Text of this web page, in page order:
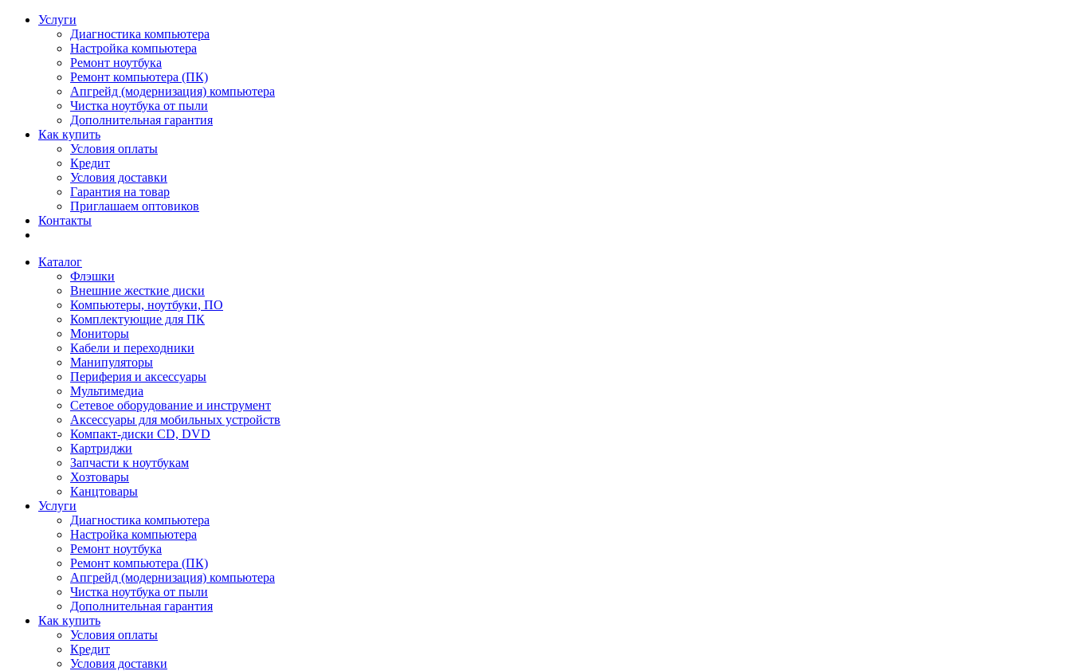
Услуги
Диагностика компьютера
Настройка компьютера
Ремонт ноутбука
Ремонт компьютера (ПК)
Апгрейд (модернизация) компьютера
Чистка ноутбука от пыли
Дополнительная гарантия
Как купить
Условия оплаты
Кредит
Условия доставки
Гарантия на товар
Приглашаем оптовиков
Контакты
Каталог
Флэшки
Внешние жесткие диски
Компьютеры, ноутбуки, ПО
Комплектующие для ПК
Мониторы
Кабели и переходники
Манипуляторы
Периферия и аксессуары
Мультимедиа
Сетевое оборудование и инструмент
Аксессуары для мобильных устройств
Компакт-диски CD, DVD
Картриджи
Запчасти к ноутбукам
Хозтовары
Канцтовары
Услуги
Диагностика компьютера
Настройка компьютера
Ремонт ноутбука
Ремонт компьютера (ПК)
Апгрейд (модернизация) компьютера
Чистка ноутбука от пыли
Дополнительная гарантия
Как купить
Условия оплаты
Кредит
Условия доставки